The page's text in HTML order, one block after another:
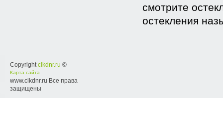
смотрите
остекления
Copyrightcikdnr.ru ©
Карта сайта
www.cikdnr.ru Все права
защищены